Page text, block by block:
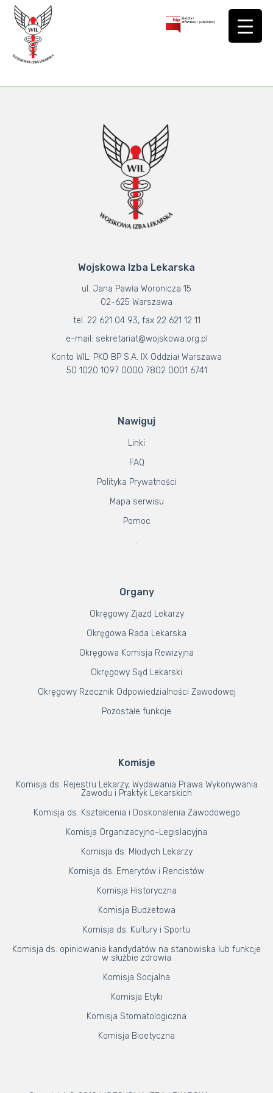
Wojskowa Izba Lekarska
ul. Jana Pawła Woronicza 15
02-625 Warszawa
tel. 22 621 04 93, fax 22 621 12 11
e-mail: sekretariat@wojskowa.org.pl
Konto WIL: PKO BP S.A. IX Oddział Warszawa
50 1020 1097 0000 7802 0001 6741
Nawiguj
Linki
FAQ
Polityka Prywatności
Mapa serwisu
Pomoc
.
Organy
Okręgowy Zjazd Lekarzy
Okręgowa Rada Lekarska
Okręgowa Komisja Rewizyjna
Okręgowy Sąd Lekarski
Okręgowy Rzecznik Odpowiedzialności Zawodowej
Pozostałe funkcje
Komisje
Komisja ds. Rejestru Lekarzy, Wydawania Prawa Wykonywania
Zawodu i Praktyk Lekarskich
Komisja ds. Kształcenia i Doskonalenia Zawodowego
Komisja Organizacyjno-Legislacyjna
Komisja ds. Młodych Lekarzy
Komisja ds. Emerytów i Rencistów
Komisja Historyczna
Komisja Budżetowa
Komisja ds. Kultury i Sportu
Komisja ds. opiniowania kandydatów na stanowiska lub funkcje
w służbie zdrowia
Komisja Socjalna
Komisja Etyki
Komisja Stomatologiczna
Komisja Bioetyczna